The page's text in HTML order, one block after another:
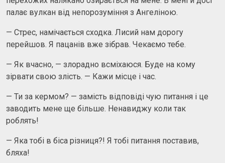
палає вулкан від непорозуміння з Ангеліною.
— Стрес, намічається сходка. Лисий нам дорогу
перейшов. Я пацанів вже зібрав. Чекаємо тебе.
— Як вчасно, — злорадно всміхаюся. Буде на кому
зірвати свою злість. — Кажи місце і час.
— Ти за кермом? — замість відповіді чую питання і це
заводить мене ще більше. Ненавиджу коли так
роблять!
— Яка тобі в біса різниця?! Я тобі питання поставив,
бляха!